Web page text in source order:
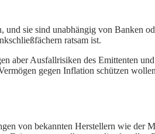
sie sind unabhängig von Banken
ratsam ist.
Ausfallrisiken des Emittenten
gegen Inflation schützen
von bekannten Herstellern wie der